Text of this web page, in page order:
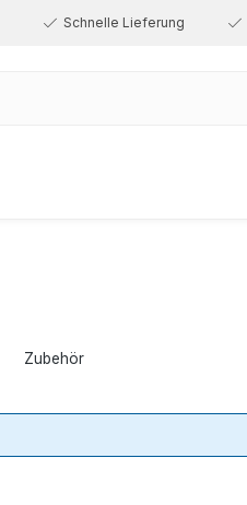
Schnelle Lieferung
Zubehör